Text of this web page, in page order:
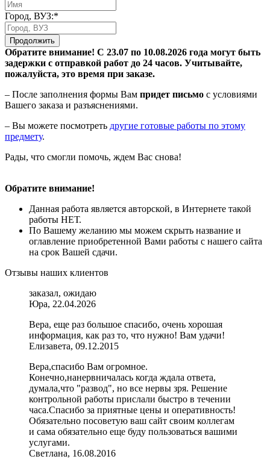
Город, ВУЗ:*
Продолжить
Обратите внимание! С 23.07 по 10.08.2026 года могут быть
задержки с отправкой работ до 24 часов. Учитывайте,
пожалуйста, это время при заказе.
– После заполнения формы Вам придет письмо с условиями
Вашего заказа и разъяснениями.
– Вы можете посмотреть другие готовые работы по этому
предмету.
Рады, что смогли помочь, ждем Вас снова!
Обратите внимание!
Данная работа является авторской, в Интернете такой
работы НЕТ.
По Вашему желанию мы можем скрыть название и
оглавление приобретенной Вами работы с нашего сайта
на срок Вашей сдачи.
Отзывы наших клиентов
заказал, ожидаю
Юра, 22.04.2026
Вера, еще раз большое спасибо, очень хорошая
информация, как раз то, что нужно! Вам удачи!
Елизавета, 09.12.2015
Вера,спасибо Вам огромное.
Конечно,нанервничалась когда ждала ответа,
думала,что "развод", но все нервы зря. Решение
контрольной работы прислали быстро в течении
часа.Спасибо за приятные цены и оперативность!
Обязательно посоветую ваш сайт своим коллегам
и сама обязательно еще буду пользоваться вашими
услугами.
Светлана, 16.08.2016